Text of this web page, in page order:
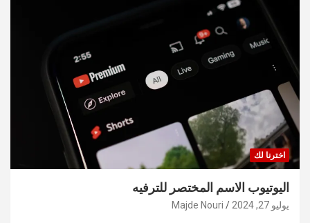
اخترنا لك
اليوتيوب الاسم المختصر للترفيه
يوليو 27, 2024 Majde Nouri